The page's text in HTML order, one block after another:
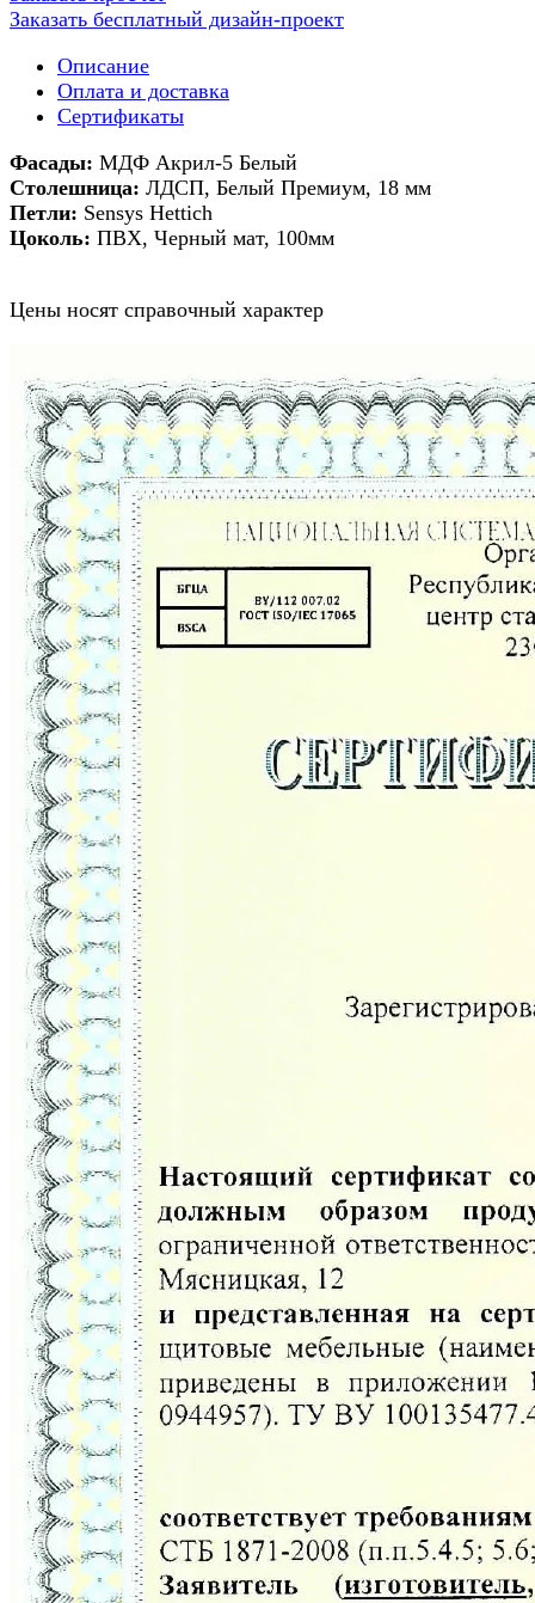
Заказать бесплатный дизайн-проект
Описание
Оплата и доставка
Сертификаты
Фасады: МДФ Акрил-5 Белый
Столешница: ЛДСП, Белый Премиум, 18 мм
Петли: Sensys Hettich
Цоколь: ПВХ, Черный мат, 100мм
Цены носят справочный характер